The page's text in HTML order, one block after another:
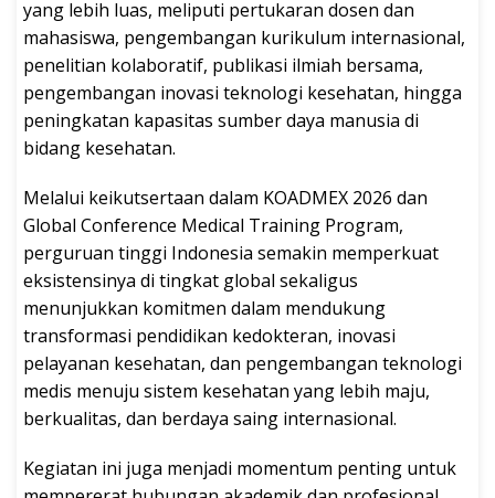
yang lebih luas, meliputi pertukaran dosen dan
mahasiswa, pengembangan kurikulum internasional,
penelitian kolaboratif, publikasi ilmiah bersama,
pengembangan inovasi teknologi kesehatan, hingga
peningkatan kapasitas sumber daya manusia di
bidang kesehatan.
Melalui keikutsertaan dalam KOADMEX 2026 dan
Global Conference Medical Training Program,
perguruan tinggi Indonesia semakin memperkuat
eksistensinya di tingkat global sekaligus
menunjukkan komitmen dalam mendukung
transformasi pendidikan kedokteran, inovasi
pelayanan kesehatan, dan pengembangan teknologi
medis menuju sistem kesehatan yang lebih maju,
berkualitas, dan berdaya saing internasional.
Kegiatan ini juga menjadi momentum penting untuk